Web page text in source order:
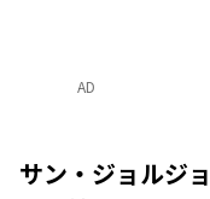
AD
サン・ジョルジ